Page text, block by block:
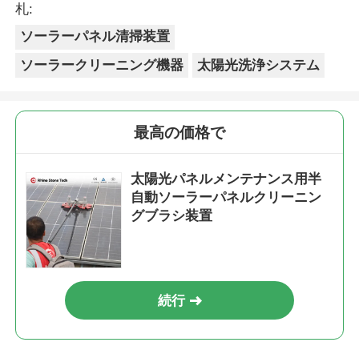
札:
ソーラーパネル清掃装置
ソーラークリーニング機器
太陽光洗浄システム
最高の価格で
太陽光パネルメンテナンス用半
自動ソーラーパネルクリーニン
グブラシ装置
続行